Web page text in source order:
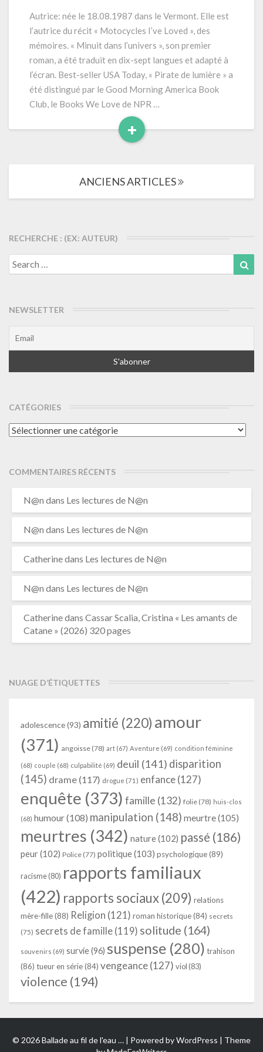
Pirate
de
lumière
»
(2024)
400
pages
Autrice: née le 18.08.1987 dans le Vermont. Elle est
l’autrice du récit « Motocycles I’ve Loved », des
mémoires. « Minuit dans l’univers », son premier
roman, a été traduit en dix-sept langues et adapté à
l’écran. Best-seller USA Today, « Pirate de lumière » a
été distingué par le Good Morning America Book
Club, le Books We Love de NPR …
+
Read
les
ANCIENS ARTICLES
RECHERCHE : (EX: AUTEUR)
Search
for:
NEWSLETTER
CATÉGORIES
Catégories
COMMENTAIRES RÉCENTS
N@n dans Les lectures de N@n
N@n dans Les lectures de N@n
Catherinedans Les lectures de N@n
N@n dans Les lectures de N@n
Catherinedans Cassar Scalia, Cristina « Les amants de
Catane » (2026) 320 pages
NUAGE D’ÉTIQUETTES
adolescence(93) amitié (220) amour
(371) angoisse (78) art (67) Aventure (69) condition féminine
(68) couple (68) culpabilité (69) deuil (141) disparition
(145) drame (117) drogue (71) enfance(127)
enquête (373) famille (132) folie (78) huis-clos
(68) humour(108) manipulation (148) meurtre(105)
meurtres (342) nature(102) passé (186)
peur(102) Police (77) politique(103) psychologique(89)
racisme (80) rapports familiaux
(422) rapports sociaux(209) relations
mère-fille(88) Religion (121) roman historique(84) secrets
(75) secrets de famille (119) solitude (164)
souvenirs (69) survie(96) suspense (280) trahison
(86) tueur en série(84) vengeance(127) viol (83)
violence (194)
© 2026 Ballade au fil de l'eau … | Powered byWordPress | Theme